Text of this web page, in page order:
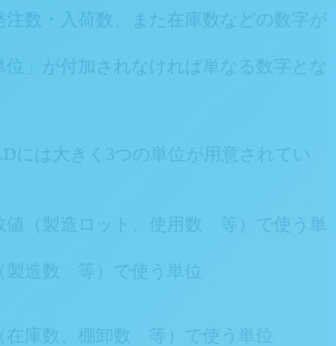
注数・入荷数、また在庫数などの数字が
位」が付加されなければ単なる数字とな
には大きく3つの単位が用意されてい
値（製造ロット、使用数 等）で使う単
製造数 等）で使う単位
在庫数、棚卸数 等）で使う単位